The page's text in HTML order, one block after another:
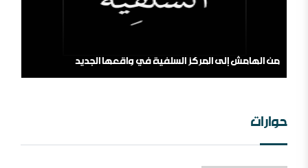
من الهامش إلى المركز السلفية في واقعها الجديد
حوارات